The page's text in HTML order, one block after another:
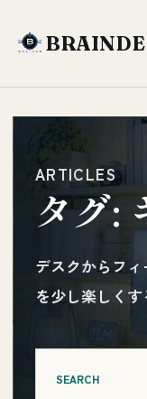
BRAINDE
ARTICLES
タグ:
デスクからフ
を少し楽しく
SEARCH